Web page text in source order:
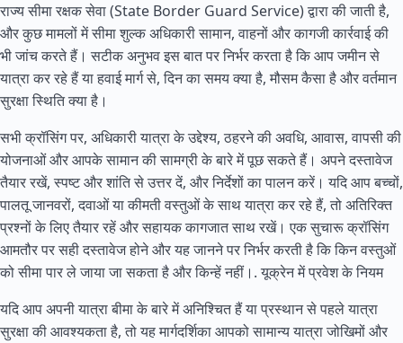
राज्य सीमा रक्षक सेवा (State Border Guard Service) द्वारा की जाती है,
और कुछ मामलों में सीमा शुल्क अधिकारी सामान, वाहनों और कागजी कार्रवाई की
भी जांच करते हैं। सटीक अनुभव इस बात पर निर्भर करता है कि आप जमीन से
यात्रा कर रहे हैं या हवाई मार्ग से, दिन का समय क्या है, मौसम कैसा है और वर्तमान
सुरक्षा स्थिति क्या है।
सभी क्रॉसिंग पर, अधिकारी यात्रा के उद्देश्य, ठहरने की अवधि, आवास, वापसी की
योजनाओं और आपके सामान की सामग्री के बारे में पूछ सकते हैं। अपने दस्तावेज
तैयार रखें, स्पष्ट और शांति से उत्तर दें, और निर्देशों का पालन करें। यदि आप बच्चों,
पालतू जानवरों, दवाओं या कीमती वस्तुओं के साथ यात्रा कर रहे हैं, तो अतिरिक्त
प्रश्नों के लिए तैयार रहें और सहायक कागजात साथ रखें। एक सुचारू क्रॉसिंग
आमतौर पर सही दस्तावेज होने और यह जानने पर निर्भर करती है कि किन वस्तुओं
को सीमा पार ले जाया जा सकता है और किन्हें नहीं।.यूक्रेन में प्रवेश के नियम
यदि आप अपनी यात्रा बीमा के बारे में अनिश्चित हैं या प्रस्थान से पहले यात्रा
सुरक्षा की आवश्यकता है, तो यह मार्गदर्शिका आपको सामान्य यात्रा जोखिमों और